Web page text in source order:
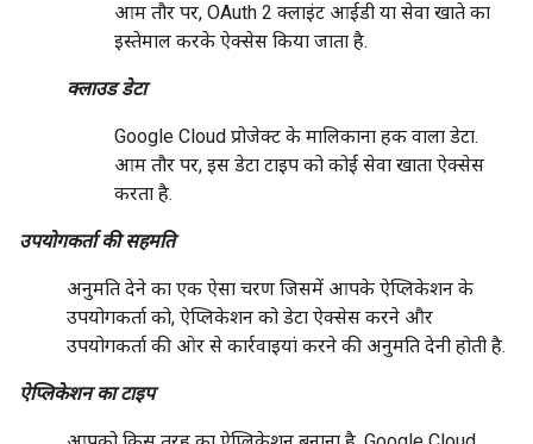
आम तौर पर, OAuth 2 क्लाइंट आईडी या सेवा खाते का
इस्तेमाल करके ऐक्सेस किया जाता है.
क्लाउड डेटा
Google Cloud प्रोजेक्ट के मालिकाना हक वाला डेटा.
आम तौर पर, इस डेटा टाइप को कोई सेवा खाता ऐक्सेस
करता है.
उपयोगकर्ता की सहमति
अनुमति देने का एक ऐसा चरण जिसमें आपके ऐप्लिकेशन के
उपयोगकर्ता को, ऐप्लिकेशन को डेटा ऐक्सेस करने और
उपयोगकर्ता की ओर से कार्रवाइयां करने की अनुमति देनी होती है.
ऐप्लिकेशन का टाइप